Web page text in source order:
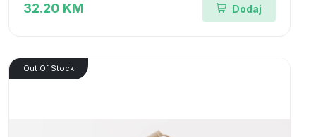
32.20 KM Dodaj
Out Of Stock